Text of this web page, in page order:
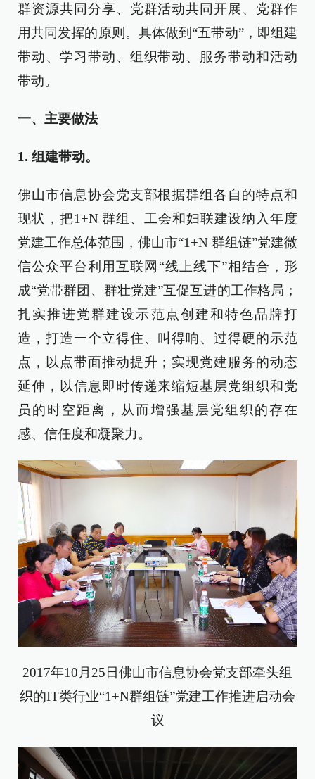
群资源共同分享、党群活动共同开展、党群作
用共同发挥的原则。具体做到“五带动”，即组建
带动、学习带动、组织带动、服务带动和活动
带动。
一、主要做法
1. 组建带动。
佛山市信息协会党支部根据群组各自的特点和
现状，把1+N 群组、工会和妇联建设纳入年度
党建工作总体范围，佛山市“1+N 群组链”党建微
信公众平台利用互联网“线上线下”相结合，形
成“党带群团、群壮党建”互促互进的工作格局；
扎实推进党群建设示范点创建和特色品牌打
造，打造一个立得住、叫得响、过得硬的示范
点，以点带面推动提升；实现党建服务的动态
延伸，以信息即时传递来缩短基层党组织和党
员的时空距离，从而增强基层党组织的存在
感、信任度和凝聚力。
2017年10月25日佛山市信息协会党支部牵头组
织的IT类行业“1+N群组链”党建工作推进启动会
议